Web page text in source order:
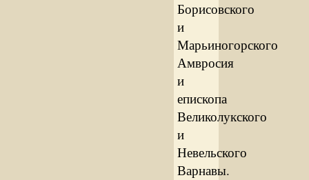
Борисовского
и
Марьиногорского
Амвросия
и
епископа
Великолукского
и
Невельского
Варнавы.